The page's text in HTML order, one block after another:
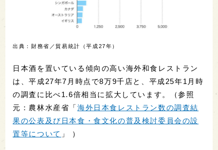
出典：財務省／貿易統計（平成27年）
日本酒を置いている傾向の高い海外和食レストラン
は、平成27年7月時点で8万9千店と、平成25年1月時
の調査に比べ1.6倍相当に拡大しています。（参照
元：農林水産省「海外日本食レストラン数の調査結
果の公表及び日本食・食文化の普及検討委員会の設
置等について 」 ）